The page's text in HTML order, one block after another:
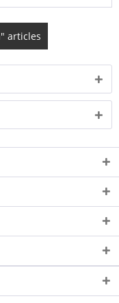
articles